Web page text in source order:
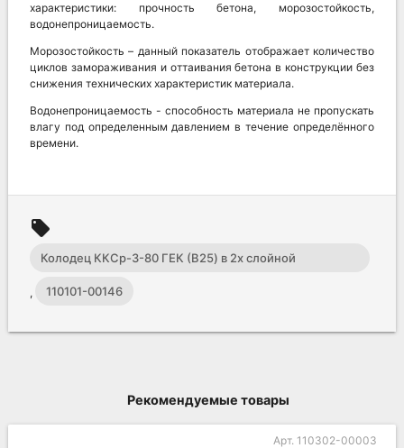
характеристики: прочность бетона, морозостойкость,
водонепроницаемость.
Морозостойкость – данный показатель отображает количество
циклов замораживания и оттаивания бетона в конструкции без
снижения технических характеристик материала.
Водонепроницаемость - способность материала не пропускать
влагу под определенным давлением в течение определённого
времени.
local_offer
Колодец ККСр-3-80 ГЕК (B25) в 2х слойной
гидроизоляции
, 110101-00146
Рекомендуемые товары
Арт.